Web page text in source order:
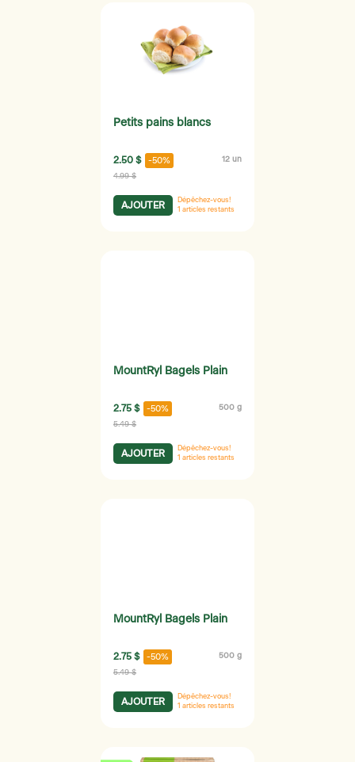
Petits pains blancs
2.50 $ -50% 12 un
4.99 $
AJOUTER
Dépêchez-vous!
1 articles restants
MountRyl Bagels Plain
2.75 $ -50% 500 g
5.49 $
AJOUTER
Dépêchez-vous!
1 articles restants
MountRyl Bagels Plain
2.75 $ -50% 500 g
5.49 $
AJOUTER
Dépêchez-vous!
1 articles restants